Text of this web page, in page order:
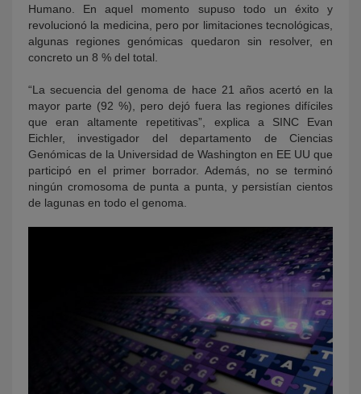
Humano. En aquel momento supuso todo un éxito y
revolucionó la medicina, pero por limitaciones tecnológicas,
algunas regiones genómicas quedaron sin resolver, en
concreto un 8 % del total.
“La secuencia del genoma de hace 21 años acertó en la
mayor parte (92 %), pero dejó fuera las regiones difíciles
que eran altamente repetitivas”, explica a SINC Evan
Eichler, investigador del departamento de Ciencias
Genómicas de la Universidad de Washington en EE UU que
participó en el primer borrador. Además, no se terminó
ningún cromosoma de punta a punta, y persistían cientos
de lagunas en todo el genoma.